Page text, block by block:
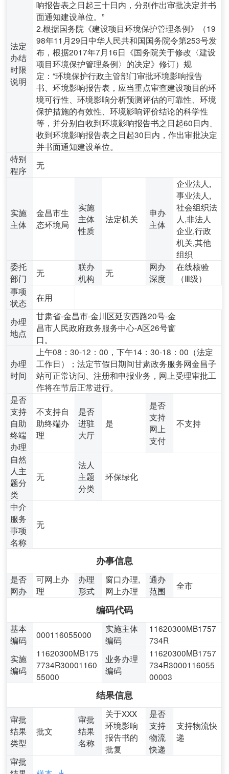
法定
办结
时限
说明
响报告表之日起三十日内，分别作出审批决定并书
面通知建设单位。”
2.根据国务院《建设项目环境保护管理条例》（19
98年11月29日中华人民共和国国务院令第253号发
布，根据2017年7月16日《国务院关于修改〈建设
项目环境保护管理条例〉的决定》修订）规
定：“环境保护行政主管部门审批环境影响报告
书、环境影响报告表，应当重点审查建设项目的环
境可行性、环境影响分析预测评估的可靠性、环境
保护措施的有效性、环境影响评价结论的科学性
等，并分别自收到环境影响报告书之日起60日内、
收到环境影响报告表之日起30日内，作出审批决定
并书面通知建设单位。
特别
程序
无
实施
主体
金昌市生
态环境局
实施
主体
性质
法定机关
申办
主体
企业法人,
事业法人,
社会组织法
人,非法人
企业,行政
机关,其他
组织
委托
部门
无
联办
机构
无
网办
深度
在线核验
（Ⅲ级）
事项
状态
在用
办理
地点
甘肃省-金昌市-金川区延安西路20号-金
昌市人民政府政务服务中心-A区26号窗
口。
办理
时间
上午08：30-12：00，下午14：30-18：00（法定
工作日）；法定节假日期间甘肃政务服务网金昌子
站可正常访问、注册和申报业务，网上受理审批工
作将在节后正常进行。
是否
支持
自助
终端
办理
不支持自
助终端办
理
是否
进驻
大厅
是
是否
支持
网上
支付
不支持
自然
人主
题分
类
无
法人
主题
分类
环保绿化
中介
服务
事项
名称
无
办事信息
是否
网办
可网上办
理
办理
形式
窗口办理,
网上办理
通办
范围
全市
编码代码
基本
编码
000116055000
实施主体
编码
11620300MB1757
734R
实施
编码
11620300MB175
7734R30001160
55000
业务办理
编码
11620300MB1757
734R3000116055
00003
结果信息
审批
结果
类型
批文
审批
结果
名称
关于XXX
环境影响
报告书的
批复
是否
支持
物流
快递
支持物流快
递
审批